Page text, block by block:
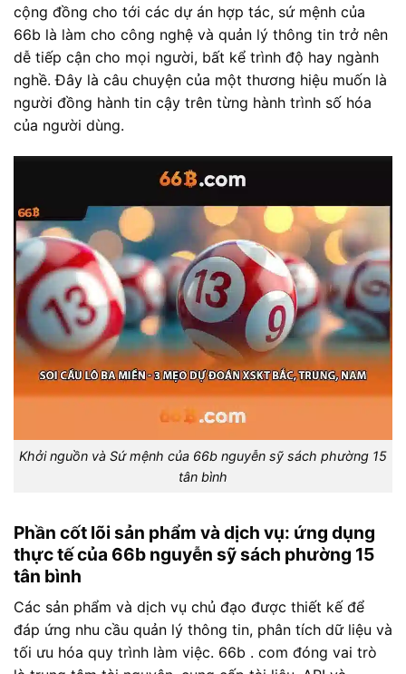
cộng đồng cho tới các dự án hợp tác, sứ mệnh của
66b là làm cho công nghệ và quản lý thông tin trở nên
dễ tiếp cận cho mọi người, bất kể trình độ hay ngành
nghề. Đây là câu chuyện của một thương hiệu muốn là
người đồng hành tin cậy trên từng hành trình số hóa
của người dùng.
Khởi nguồn và Sứ mệnh của 66b nguyễn sỹ sách phường 15
tân bình
Phần cốt lõi sản phẩm và dịch vụ: ứng dụng
thực tế của 66b nguyễn sỹ sách phường 15
tân bình
Các sản phẩm và dịch vụ chủ đạo được thiết kế để
đáp ứng nhu cầu quản lý thông tin, phân tích dữ liệu và
tối ưu hóa quy trình làm việc. 66b . com đóng vai trò